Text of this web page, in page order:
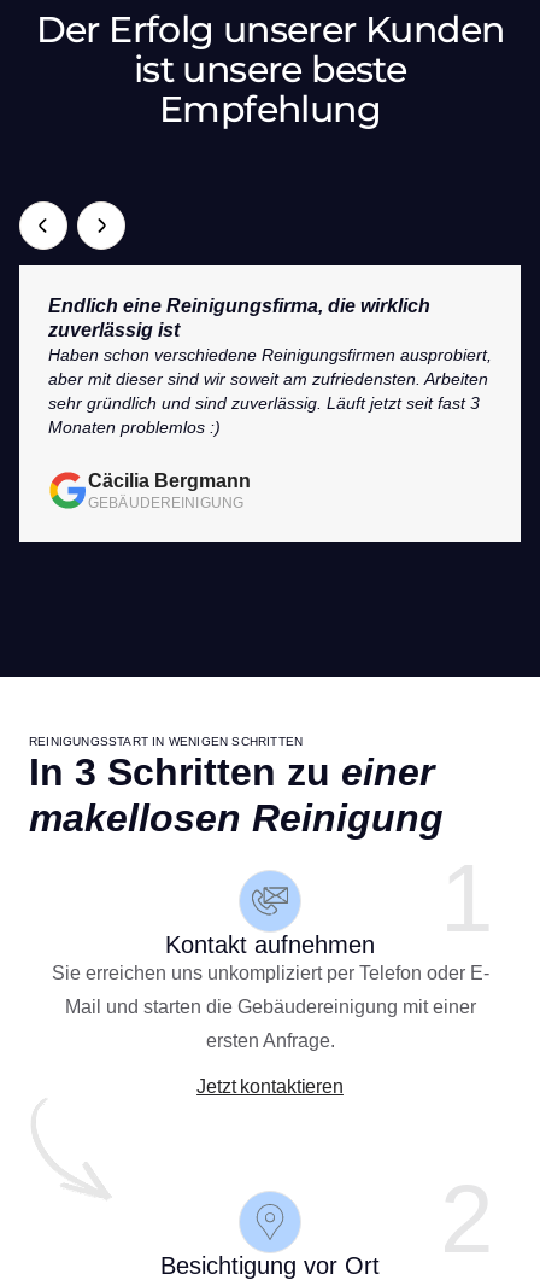
Der Erfolg unserer Kunden
ist unsere beste
Empfehlung
Endlich eine Reinigungsfirma, die wirklich
zuverlässig ist
Haben schon verschiedene Reinigungsfirmen ausprobiert,
aber mit dieser sind wir soweit am zufriedensten. Arbeiten
sehr gründlich und sind zuverlässig. Läuft jetzt seit fast 3
Monaten problemlos :)
Cäcilia Bergmann
GEBÄUDEREINIGUNG
REINIGUNGSSTART IN WENIGEN SCHRITTEN
In 3 Schritten zu einer
makellosen Reinigung
Kontakt aufnehmen
Sie erreichen uns unkompliziert per Telefon oder E-
Mail und starten die Gebäudereinigung mit einer
ersten Anfrage.
Jetzt kontaktieren
1
2
Besichtigung vor Ort